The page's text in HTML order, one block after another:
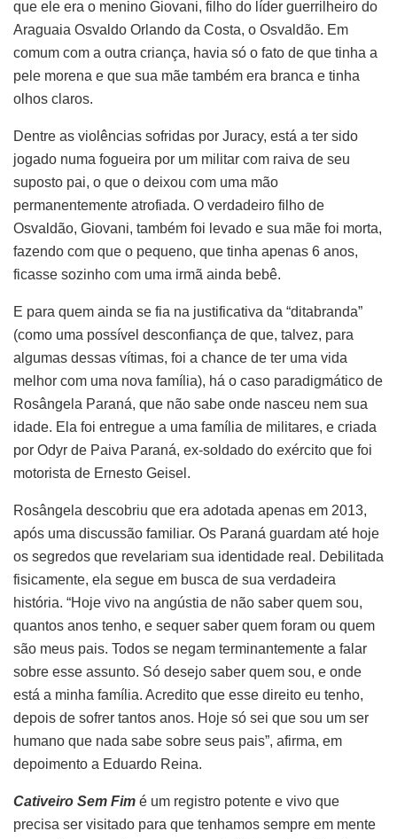
que ele era o menino Giovani, filho do líder guerrilheiro do
Araguaia Osvaldo Orlando da Costa, o Osvaldão. Em
comum com a outra criança, havia só o fato de que tinha a
pele morena e que sua mãe também era branca e tinha
olhos claros.
Dentre as violências sofridas por Juracy, está a ter sido
jogado numa fogueira por um militar com raiva de seu
suposto pai, o que o deixou com uma mão
permanentemente atrofiada. O verdadeiro filho de
Osvaldão, Giovani, também foi levado e sua mãe foi morta,
fazendo com que o pequeno, que tinha apenas 6 anos,
ficasse sozinho com uma irmã ainda bebê.
E para quem ainda se fia na justificativa da “ditabranda”
(como uma possível desconfiança de que, talvez, para
algumas dessas vítimas, foi a chance de ter uma vida
melhor com uma nova família), há o caso paradigmático de
Rosângela Paraná, que não sabe onde nasceu nem sua
idade. Ela foi entregue a uma família de militares, e criada
por Odyr de Paiva Paraná, ex-soldado do exército que foi
motorista de Ernesto Geisel.
Rosângela descobriu que era adotada apenas em 2013,
após uma discussão familiar. Os Paraná guardam até hoje
os segredos que revelariam sua identidade real. Debilitada
fisicamente, ela segue em busca de sua verdadeira
história. “Hoje vivo na angústia de não saber quem sou,
quantos anos tenho, e sequer saber quem foram ou quem
são meus pais. Todos se negam terminantemente a falar
sobre esse assunto. Só desejo saber quem sou, e onde
está a minha família. Acredito que esse direito eu tenho,
depois de sofrer tantos anos. Hoje só sei que sou um ser
humano que nada sabe sobre seus pais”, afirma, em
depoimento a Eduardo Reina.
Cativeiro Sem Fim é um registro potente e vivo que
precisa ser visitado para que tenhamos sempre em mente